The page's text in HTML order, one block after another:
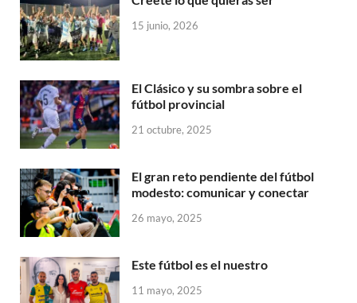
15 junio, 2026
El Clásico y su sombra sobre el
fútbol provincial
21 octubre, 2025
El gran reto pendiente del fútbol
modesto: comunicar y conectar
26 mayo, 2025
Este fútbol es el nuestro
11 mayo, 2025